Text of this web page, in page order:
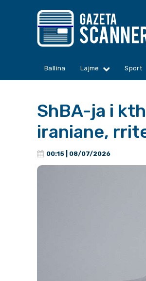
Ballina Lajme Sport
ShBA-ja i
iraniane,
00:15 | 08/07/2026